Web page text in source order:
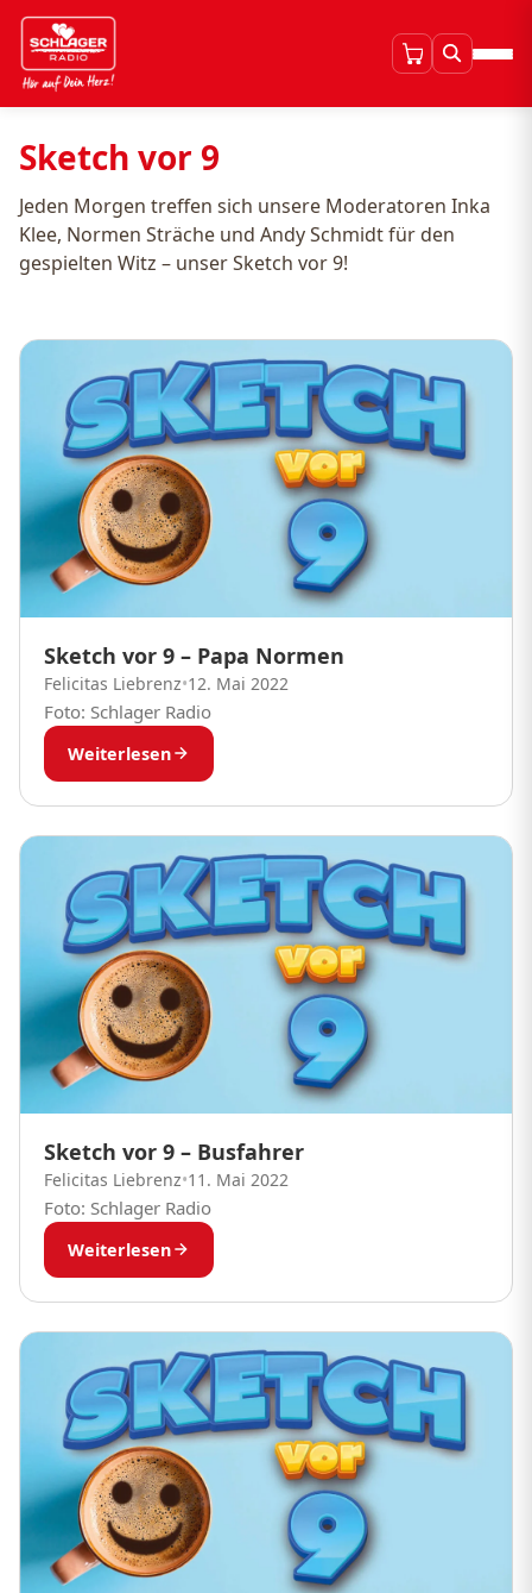
Sketch vor 9
Jeden Morgen treffen sich unsere Moderatoren Inka
Klee, Normen Sträche und Andy Schmidt für den
gespielten Witz – unser Sketch vor 9!
Sketch vor 9 – Papa Normen
Felicitas Liebrenz•12. Mai 2022
Foto: Schlager Radio
Weiterlesen
Sketch vor 9 – Busfahrer
Felicitas Liebrenz•11. Mai 2022
Foto: Schlager Radio
Weiterlesen